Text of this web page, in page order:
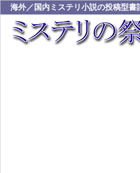
海外／国内ミステリ小説の投稿型書